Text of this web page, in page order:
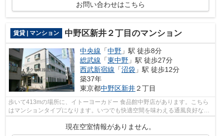
お問い合わせはこちら
賃貸 | マンション 中野区新井２丁目のマンション
中央線 「中野 」駅 徒歩8分
総武線 「東中野 」駅 徒歩27分
西武新宿線 「沼袋 」駅 徒歩12分
築37年
東京都中野区新井２丁目
歩いて413mの場所に、イトーヨーカドー 食品館中野店があります。こちら
はマンションタイプになります。いつでも快適空間を味わえる通風良好な気
現在空室情報がありません。